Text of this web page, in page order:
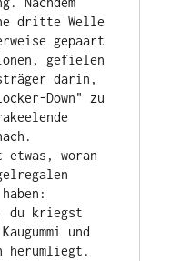
dritte Welle
gepaart
gefielen
darin,
Down" zu
etwas, woran
du kriegst
und
herumliegt.